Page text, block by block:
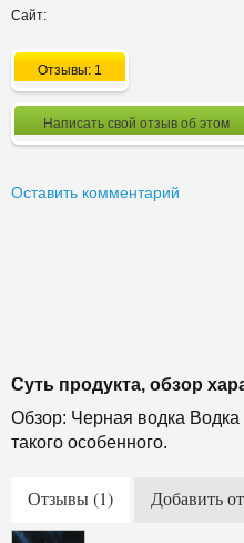
Сайт:
Отзывы: 1
Написать свой отзыв об этом
Оставить комментарий
Суть продукта, обзор
Обзор: Черная водка Водка
такого особенного.
Отзывы (1) Добавить